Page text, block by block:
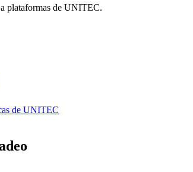
plataformas de UNITEC.
de UNITEC